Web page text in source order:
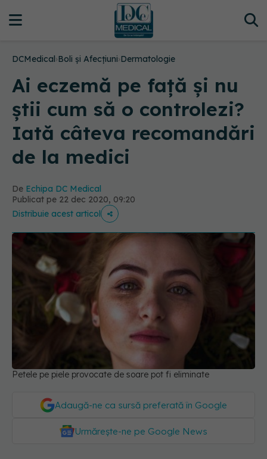
DCMedical›Boli și Afecțiuni›Dermatologie
Ai eczemă pe față și nu
știi cum să o controlezi?
Iată câteva recomandări
de la medici
De Echipa DC Medical
Publicat pe 22 dec 2020, 09:20
Distribuie acest articol
Petele pe piele provocate de soare pot fi eliminate
Adaugă-ne ca sursă preferată în Google
Urmărește-ne pe Google News